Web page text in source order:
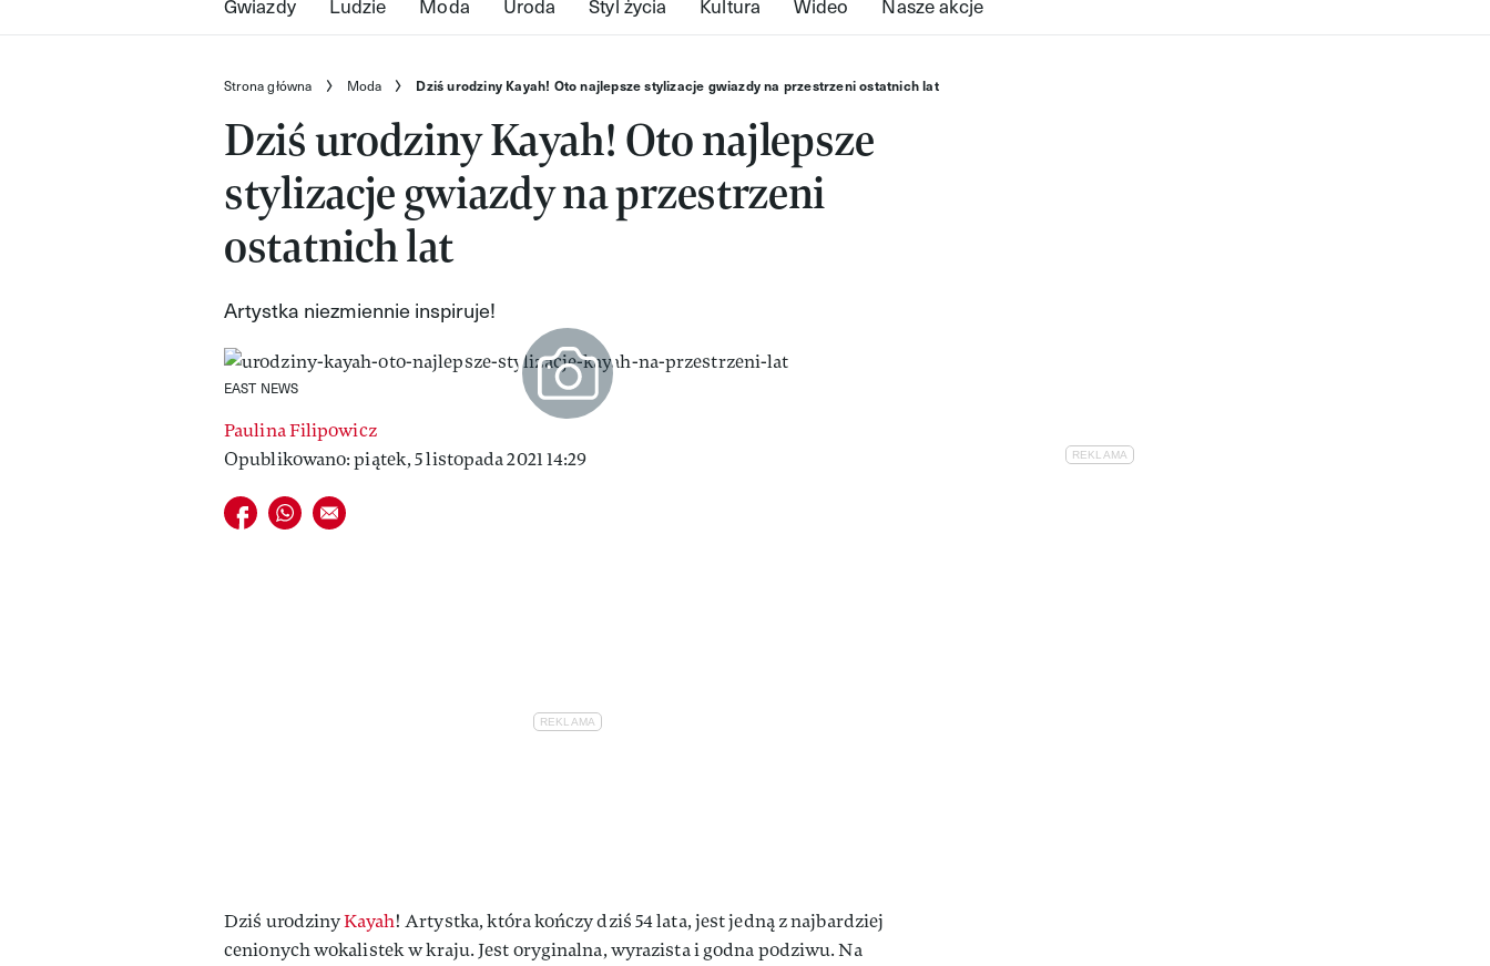
Strona główna Moda Dziś urodziny Kayah! Oto najlepsze stylizacje gwiazdy na przestrzeni ostatnich lat
Dziś urodziny Kayah! Oto najlepsze
stylizacje gwiazdy na przestrzeni
ostatnich lat
Artystka niezmiennie inspiruje!
EAST NEWS
Paulina Filipowicz
Opublikowano: piątek, 5 listopada 2021 14:29
Udostępnij na facebook
Udostępnij na whatsapp
E-mail do przyjaciela
Dziś urodzinyKayah! Artystka, która kończy dziś 54 lata, jest jedną z najbardziej
cenionych wokalistek w kraju. Jest oryginalna, wyrazista i godna podziwu. Na